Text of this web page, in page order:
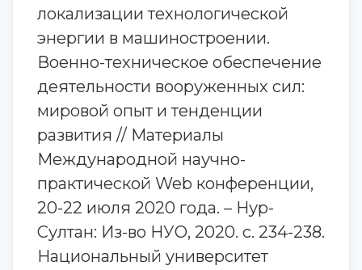
локализации технологической
энергии в машиностроении.
Военно-техническое обеспечение
деятельности вооруженных сил:
мировой опыт и тенденции
развития // Материалы
Международной научно-
практической Web конференции,
20-22 июля 2020 года. – Нур-
Султан: Из-во НУО, 2020. с. 234-238.
Национальный университет